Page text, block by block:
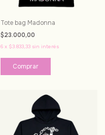
Tote bag Madonna
$23.000,00
6 x $3.833,33 sin interés